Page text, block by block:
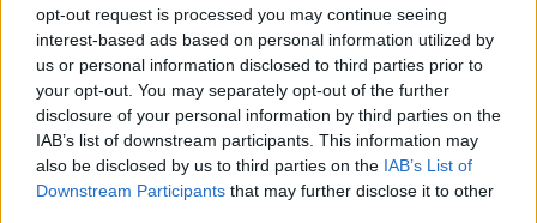
opt-out request is processed you may continue seeing
interest-based ads based on personal information utilized by
us or personal information disclosed to third parties prior to
your opt-out. You may separately opt-out of the further
disclosure of your personal information by third parties on the
IAB’s list of downstream participants. This information may
also be disclosed by us to third parties on the IAB’s List of
Downstream Participants that may further disclose it to other